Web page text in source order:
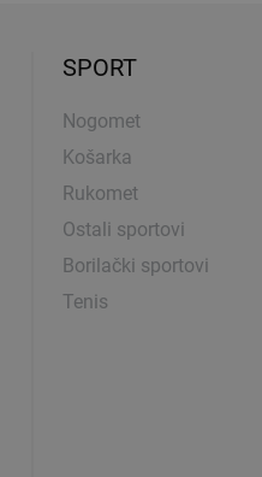
SPORT
Nogomet
Košarka
Rukomet
Ostali sportovi
Borilački sportovi
Tenis